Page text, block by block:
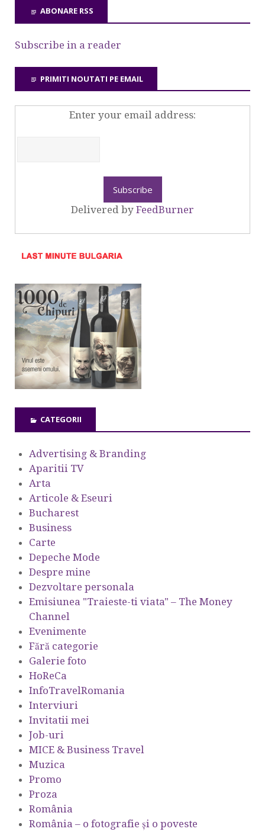
ABONARE RSS
Subscribe in a reader
PRIMITI NOUTATI PE EMAIL
Enter your email address:
Delivered by FeedBurner
CATEGORII
Advertising & Branding
Aparitii TV
Arta
Articole & Eseuri
Bucharest
Business
Carte
Depeche Mode
Despre mine
Dezvoltare personala
Emisiunea "Traieste-ti viata" – The Money
Channel
Evenimente
Fără categorie
Galerie foto
HoReCa
InfoTravelRomania
Interviuri
Invitatii mei
Job-uri
MICE & Business Travel
Muzica
Promo
Proza
România
România – o fotografie şi o poveste